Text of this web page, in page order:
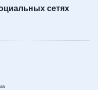
сетях